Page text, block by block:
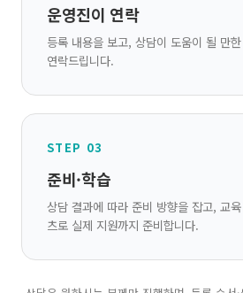
운영진이 연락
등록 내용을 보고, 상담이 도움이 될 만
연락드립니다.
STEP 03
준비·학습
상담 결과에 따라 준비 방향을 잡고, 교
츠로 실제 지원까지 준비합니다.